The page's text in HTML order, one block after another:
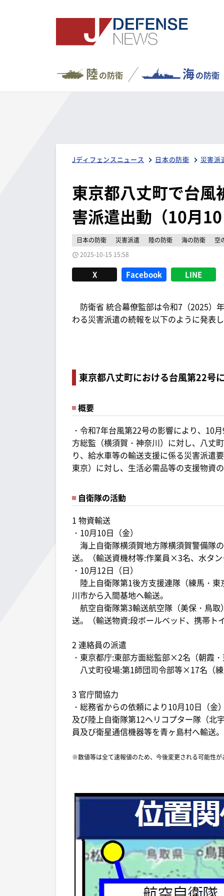
陸の防衛 海の防衛
Jディフェンスニュース 日本の防衛 災害派
東京都八丈町で台
害派遣出動（10月
日本の防衛 災害派遣 陸の防衛 海の防衛
空
2025-10-15 15:58
X Facebook LINE
防衛省 統合幕僚監部は令和7（2025）
わる災害派遣の続報を以下のように発表
東京都八丈町における台風第22号
概要
・令和7年台風第22号の影響により、10
方総監（横須賀・神奈川）に対し、八丈
り、給水車等の輸送支援に係る災害派遣
東京）に対し、生活必需品等の支援物資
自衛隊の活動
1 物資輸送
・10月10日（金）
海上自衛隊横須賀地方隊横須賀警備隊
送。（輸送資機材等:作業員×3名、水タ
・10月12日（日）
陸上自衛隊第1後方支援連隊（練馬・
川市から入間基地へ輸送。
航空自衛隊第3輸送航空隊（美保・鳥
送。（輸送物資:段ボールベッド、携帯ト
2 連絡員の派遣
・東京都庁:東部方面総監部×2名（朝霞
八丈町役場:第1師団司令部等×17名（
3 官庁間協力
・総務省からの依頼により10月10日（
及び陸上自衛隊第12ヘリコプター隊（
員及び衛星通信機器等を青ヶ島村へ輸送。
※数値等は全て速報値のため、今後変更される可能性が